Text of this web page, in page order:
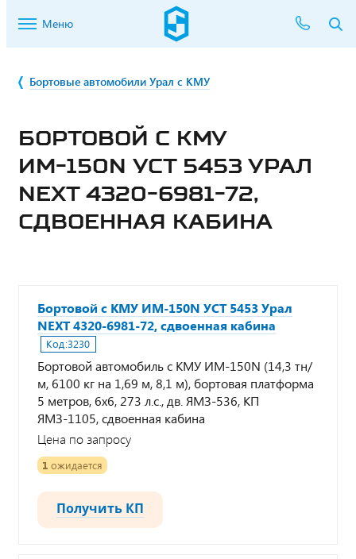
Меню
Бортовые автомобили Урал с КМУ
БОРТОВОЙ С КМУ
ИМ-150N УСТ 5453 УРАЛ
NEXT 4320-6981-72,
СДВОЕННАЯ КАБИНА
Бортовой с КМУ ИМ-150N УСТ 5453 Урал
NEXT 4320-6981-72, сдвоенная кабина
Код:3230
Бортовой автомобиль с КМУ ИМ-150N (14,3 тн/
м, 6100 кг на 1,69 м, 8,1 м), бортовая платформа
5 метров, 6х6, 273 л.с., дв. ЯМЗ-536, КП
ЯМЗ-1105, сдвоенная кабина
Цена по запросу
1 ожидается
Получить КП